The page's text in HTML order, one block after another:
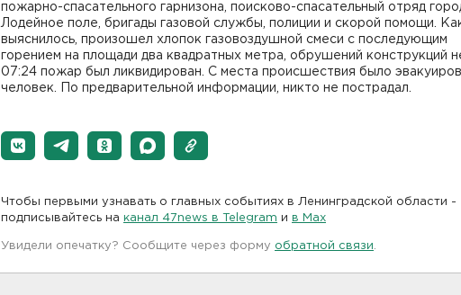
пожарно-спасательного гарнизона, поисково-спасательный отряд
Лодейное поле, бригады газовой службы, полиции и скорой помощи.
выяснилось, произошел хлопок газовоздушной смеси с последующим
горением на площади два квадратных метра, обрушений конструкций
07:24 пожар был ликвидирован. С места происшествия было
человек. По предварительной информации, никто не пострадал.
Чтобы первыми узнавать о главных событиях в Ленинградской области -
подписывайтесь на канал 47news в Telegram и в Maх
Увидели опечатку? Сообщите через форму обратной связи